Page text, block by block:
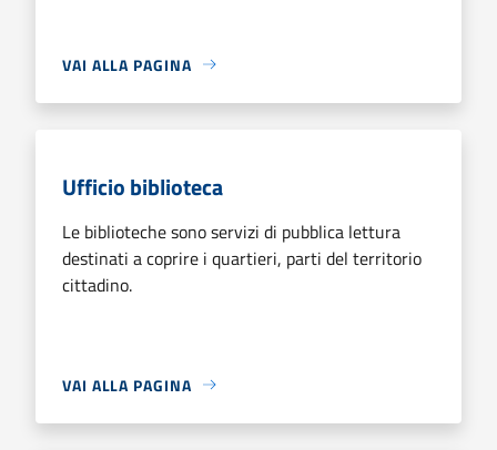
VAI ALLA PAGINA
Ufficio biblioteca
Le biblioteche sono servizi di pubblica lettura
destinati a coprire i quartieri, parti del territorio
cittadino.
VAI ALLA PAGINA